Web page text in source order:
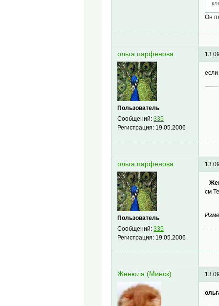
Он
ольга парфенова
Пользователь
Сообщений:335
Регистрация: 19.05.2006
ольга парфенова
Пользователь
Сообщений:335
Регистрация: 19.05.2006
см
Женюля (Минск)